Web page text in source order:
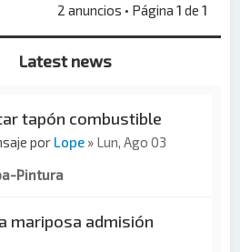
2 anuncios • Página 1 de 1
Latest news
tapón combustible
por Lope » Lun, Ago 03
Pintura
mariposa admisión